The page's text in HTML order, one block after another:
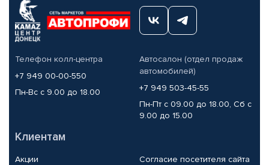
Телефон колл-центра
+7 949 00-00-550
Пн-Вс с 9.00 до 18.00
Автосалон (отдел продаж
автомобилей)
+7 949 503-45-55
Пн-Пт с 09.00 до 18.00, Сб с
9.00 до 15.00
Клиентам
Акции
Согласие посетителя сайта